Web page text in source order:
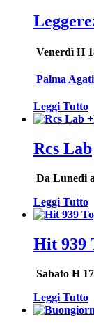
Venerdì H
Palma Agati
Leggi Tutto
+
Rcs Lab
Da Lunedi
Leggi Tutto
Hit 939
Sabato H
Leggi Tutto